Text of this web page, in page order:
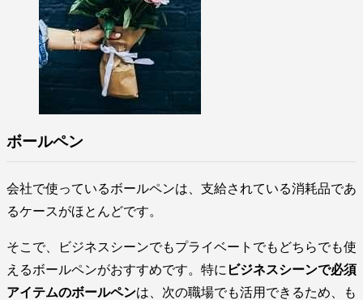
ボールペン
会社で使っているボールペンは、支給されている消耗品であ
るケースがほとんどです。
そこで、ビジネスシーンでもプライベートでもどちらでも使
えるボールペンがおすすめです。特に ビジネスシーンで必須
アイテムのボールペンは、次の職場でも活用できるため、も